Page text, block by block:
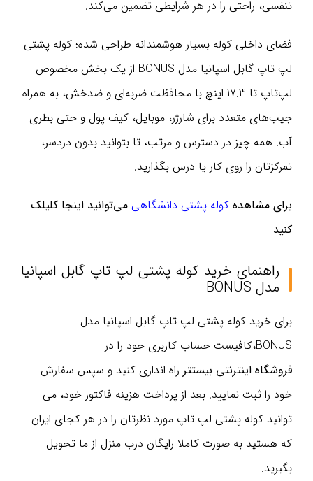
تنفسی، راحتی را در هر شرایطی تضمین می‌کند.
فضای داخلی کوله بسیار هوشمندانه طراحی شده؛ کوله پشتی
لپ تاپ گابل اسپانیا مدل BONUS از یک بخش مخصوص
لپ‌تاپ تا 17.3 اینچ با محافظت ضربه‌ای و ضدخش، به همراه
جیب‌های متعدد برای شارژر، موبایل، کیف پول و حتی بطری
آب. همه چیز در دسترس و مرتب، تا بتوانید بدون دردسر،
تمرکزتان را روی کار یا درس بگذارید.
برای مشاهده کوله پشتی‌ دانشگاهی می‌توانید اینجا کلیلک
کنید
راهنمای خرید کوله پشتی لپ تاپ گابل اسپانیا
مدل BONUS
برای خرید کوله پشتی لپ تاپ گابل اسپانیا مدل
BONUS،کافیست حساب کاربری خود را در
فروشگاه اینترنتی بیستتر راه اندازی کنید و سپس سفارش
خود را ثبت نمایید. بعد از پرداخت هزینه فاکتور خود، می
توانید کوله پشتی لپ تاپ مورد نظرتان را در هر کجای ایران
که هستید به صورت کاملا رایگان درب منزل از ما تحویل
بگیرید.